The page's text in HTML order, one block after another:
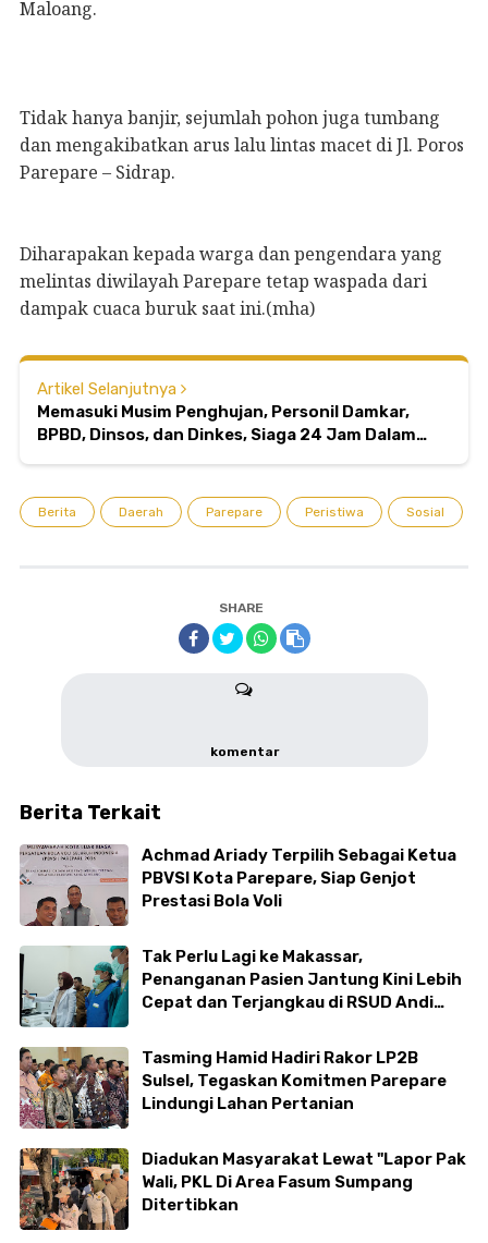
Maloang.
Tidak hanya banjir, sejumlah pohon juga tumbang
dan mengakibatkan arus lalu lintas macet di Jl. Poros
Parepare – Sidrap.
Diharapakan kepada warga dan pengendara yang
melintas diwilayah Parepare tetap waspada dari
dampak cuaca buruk saat ini.(mha)
Artikel Selanjutnya
Memasuki Musim Penghujan, Personil Damkar,
BPBD, Dinsos, dan Dinkes, Siaga 24 Jam Dalam
Berita Daerah Parepare Peristiwa Sosial
SHARE
komentar
Berita Terkait
Achmad Ariady Terpilih Sebagai Ketua
PBVSI Kota Parepare, Siap Genjot
Prestasi Bola Voli
Tak Perlu Lagi ke Makassar,
Penanganan Pasien Jantung Kini Lebih
Cepat dan Terjangkau di RSUD Andi
Tasming Hamid Hadiri Rakor LP2B
Sulsel, Tegaskan Komitmen Parepare
Lindungi Lahan Pertanian
Diadukan Masyarakat Lewat "Lapor Pak
Wali, PKL Di Area Fasum Sumpang
Ditertibkan